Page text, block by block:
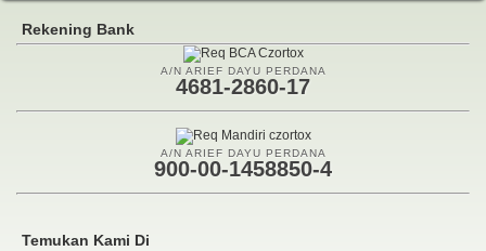
Rekening Bank
A/N ARIEF DAYU PERDANA
4681-2860-17
A/N ARIEF DAYU PERDANA
900-00-1458850-4
Temukan Kami Di